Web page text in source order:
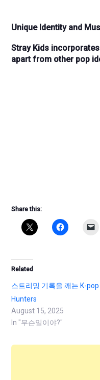
Unique Identity and
Stray Kids
apart from other pop
Share this:
Related
스트리밍 기록을 깨는 K-
Hunters
August 15, 2025
In "무슨일이야?"